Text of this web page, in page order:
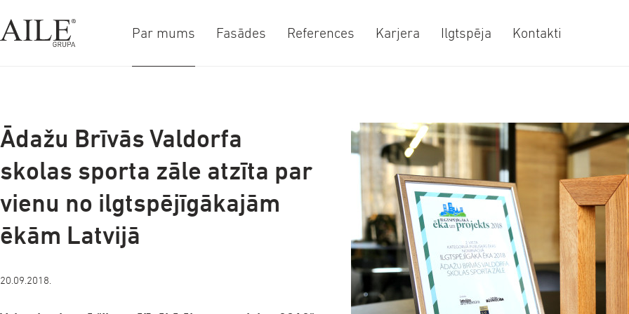
Par mums Fasādes References Karjera Ilgtspēja Kontakti
Ādažu Brīvās Valdorfa
skolas sporta zāle atzīta par
vienu no ilgtspējīgākajām
ēkām Latvijā
20.09.2018.